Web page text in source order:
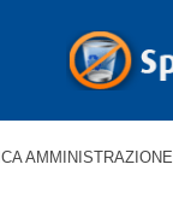
AMMINISTRAZIONE